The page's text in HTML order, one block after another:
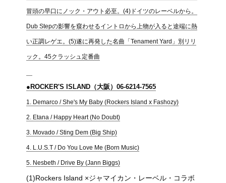
冒頭の早口にノック・アウト必至。(4)ドイツのレーベルから。
Dub Stepの影響を窺わせるイントロから上物が入ると途端に熱
い正調レゲエ。(5)遂に再発した名曲「Tenament Yard」別リリ
ック。45クラッシュ定番曲
●ROCKER'S ISLAND（大阪）06-6214-7565
1. Demarco / She's My Baby (Rockers Island x Fashozy)
2. Etana / Happy Heart (No Doubt)
3. Movado / Sting Dem (Big Ship)
4. L.U.S.T / Do You Love Me (Born Music)
5. Nesbeth / Drive By (Jann Biggs)
(1)Rockers Island ×ジャマイカン・レーベル・コラボ